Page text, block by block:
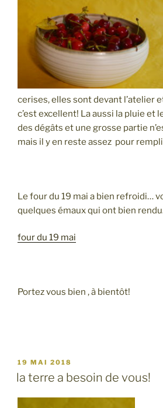
cerises, elles sont devant l’atelier
c’est excellent! La aussi la pluie et
des dégâts et une grosse partie
mais il y en reste assez pour
Le four du 19 mai a bien refroidi…
quelques émaux qui ont bien
four du 19 mai
Portez vous bien , à bientôt!
PUBLIÉ
LE
19 MAI 2018
la terre a besoin de vous!